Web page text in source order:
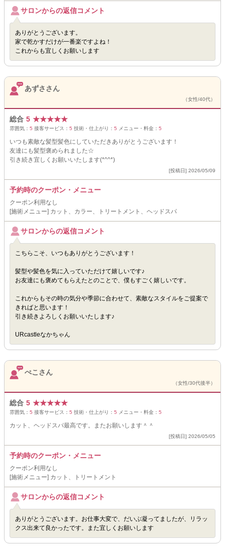
サロンからの返信コメント
ありがとうございます。
家で乾かすだけが一番楽ですよね！
これからも宜しくお願いします
あずささん
（女性/40代）
総合 5 ★★★★★
雰囲気： 5 接客サービス： 5 技術・仕上がり： 5 メニュー・料金： 5
いつも素敵な髪型髪色にしていただきありがとうございます！
友達にも髪型褒められました☆
引き続き宜しくお願いいたします(*^^*)
[投稿日] 2026/05/09
予約時のクーポン・メニュー
クーポン利用なし
[施術メニュー] カット、カラー、トリートメント、ヘッドスパ
サロンからの返信コメント
こちらこそ、いつもありがとうございます！
髪型や髪色を気に入っていただけて嬉しいです♪
お友達にも褒めてもらえたとのことで、僕もすごく嬉しいです。
これからもその時の気分や季節に合わせて、素敵なスタイルをご提案で
きればと思います！
引き続きよろしくお願いいたします♪
URcastleなかちゃん
ぺこさん
（女性/30代後半）
総合 5 ★★★★★
雰囲気： 5 接客サービス： 5 技術・仕上がり： 5 メニュー・料金： 5
カット、ヘッドスパ最高です。またお願いします＾＾
[投稿日] 2026/05/05
予約時のクーポン・メニュー
クーポン利用なし
[施術メニュー] カット、トリートメント
サロンからの返信コメント
ありがとうございます。お仕事大変で、だいぶ凝ってましたが、リラッ
クス出来て良かったです。また宜しくお願いします